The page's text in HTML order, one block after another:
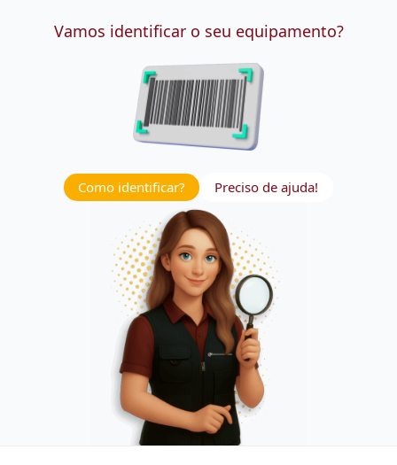
Vamos identificar o seu equipamento?
Como identificar? Preciso de ajuda!